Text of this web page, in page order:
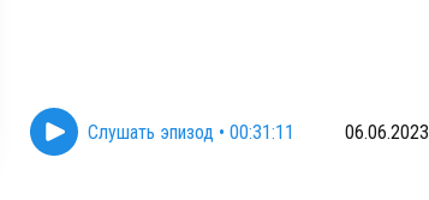
Слушать эпизод • 00:31:11 06.06.2023